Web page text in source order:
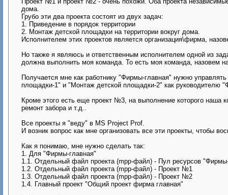
дома.
Грубо эти два проекта состоят из двух задач:
1. Приведение в порядок территории
2. Монтаж детской площадки на территории вокруг дома.
Исполнителем этих проектов является организация\фирма,
Но также я являюсь и ответственным исполнителем одной из
должна выполнить моя команда. То есть моя команда, назовем
Получается мне как работнику "Фирмы-главная" нужно
площадки-1" и "Монтаж детской площадки-2" как руководителю
Кроме этого есть еще проект №3, на выполнение которого наша
ремонт забора и т.д..
Все проекты я "веду" в MS Project Prof.
И возник вопрос как мне организовать все эти проекты, чтобы
Как я понимаю, мне нужно сделать так:
1. Для "Фирмы-главная"
1.1. Отдельный файл проекта (mpp-файл) - Пул ресурсов
1.2. Отдельный файл проекта (mpp-файл) - Проект №1
1.3. Отдельный файл проекта (mpp-файл) - Проект №2
1.4. Главный проект "Общий проект фирма главная"